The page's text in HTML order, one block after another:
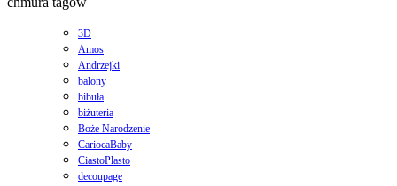
3D
Amos
Andrzejki
balony
bibuła
biżuteria
Boże Narodzenie
CariocaBaby
CiastoPlasto
decoupage